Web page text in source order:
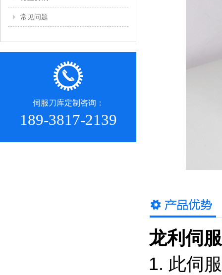
常见问题
伺服刀库定制咨询：
189-3817-2139
龙利伺
1. 此伺